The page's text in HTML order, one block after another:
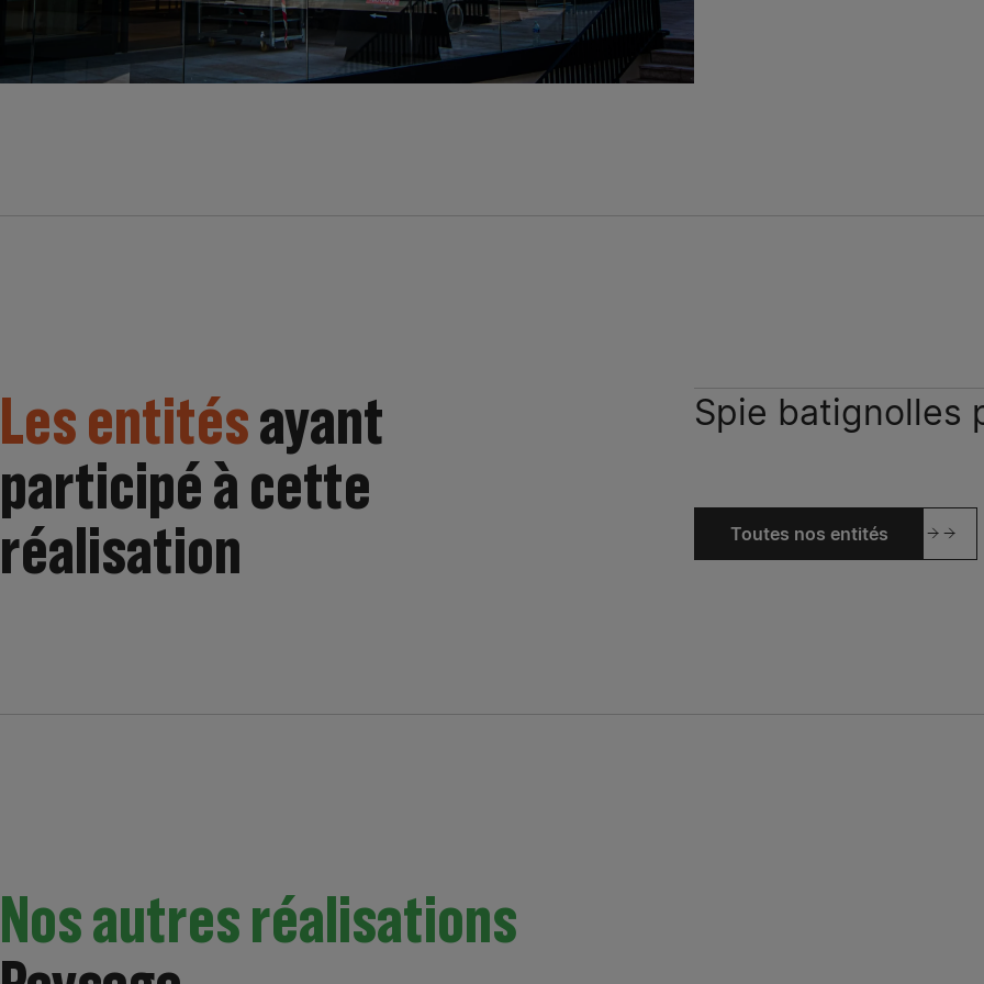
Les entitésayant
participé à cette
réalisation
Spie batignolles
Toutes nos entités
Nos autres réalisations